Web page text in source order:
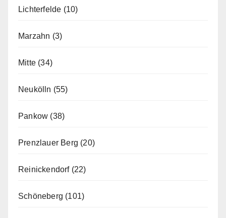
Lichterfelde (10)
Marzahn (3)
Mitte (34)
Neukölln (55)
Pankow (38)
Prenzlauer Berg (20)
Reinickendorf(22)
Schöneberg (101)